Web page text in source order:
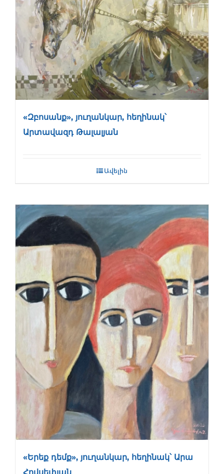
«Զբոսանք», յուղանկար, հեղինակ՝
Արտավազդ Թալալյան
Ավելին
«Երեք դեմք», յուղանկար, հեղինակ՝ Արա